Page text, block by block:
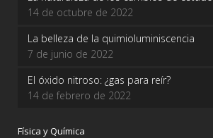
14 de octubre de 2022
La belleza de la quimioluminiscencia
7 de junio de 2022
El óxido nitroso: ¿gas para reír?
14 de febrero de 2022
Física y Química